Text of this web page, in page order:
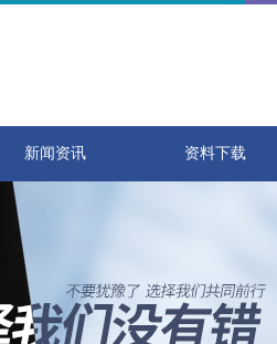
新闻资讯 资料下载